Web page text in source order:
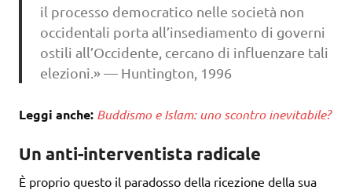
il processo democratico nelle società non
occidentali porta all’insediamento di governi
ostili all’Occidente, cercano di influenzare tali
elezioni.» — Huntington, 1996
Leggi anche: Buddismo e Islam: uno scontro inevitabile?
Un anti-interventista radicale
È proprio questo il paradosso della ricezione della sua